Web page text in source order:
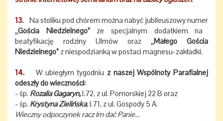
13.
Na stoliku pod chórem można nabyć jubileuszowy numer
„Gościa Niedzielnego”ze specjalnym dodatkiem na
beatyfikację rodziny Ulmów oraz „Małego Gościa
Niedzielnego” z niespodzianką w postaci magnesu-zakładki.
14. W ubiegłym tygodniu z naszej Wspólnoty Parafialnej
odeszły do wieczności:
- śp. Rozalia Gagaryn,l.72, z ul. Pomorskiej 22 B oraz
- śp. Krystyna Zielińska, l.71, z ul. Gospody 5 A.
Wieczny odpoczynek racz Im dać Panie...